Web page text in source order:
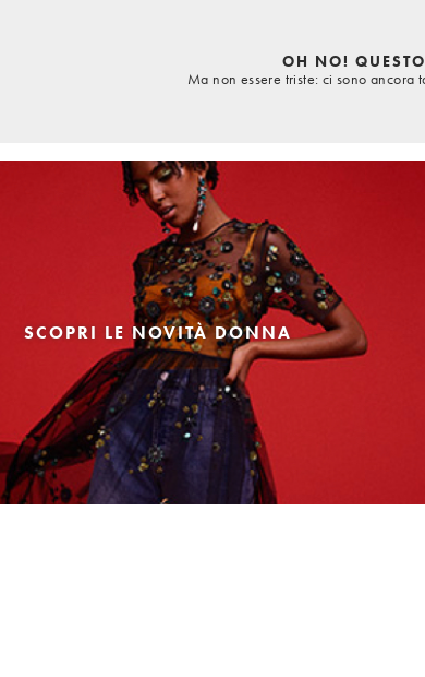
OH NO!
Ma non essere triste: ci sono ancora
SCOPRI LE NOVITÀ DONNA